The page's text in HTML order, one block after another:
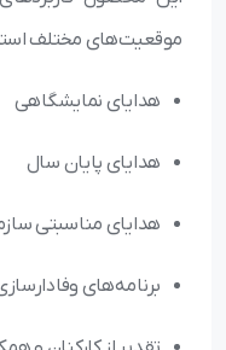
موقعیت‌های مختلف
هدایای نمایشگاهی
هدایای پایان سال
هدایای مناسبتی
برنامه‌های